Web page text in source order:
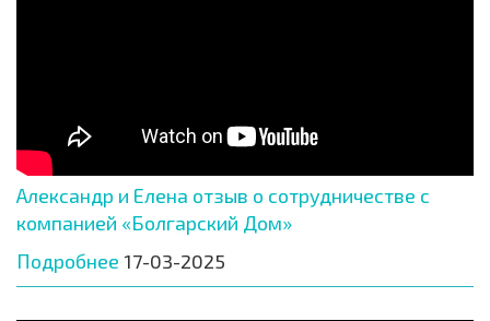
Александр и Елена отзыв о сотрудничестве с
компанией «Болгарский Дом»
Подробнее 17-03-2025